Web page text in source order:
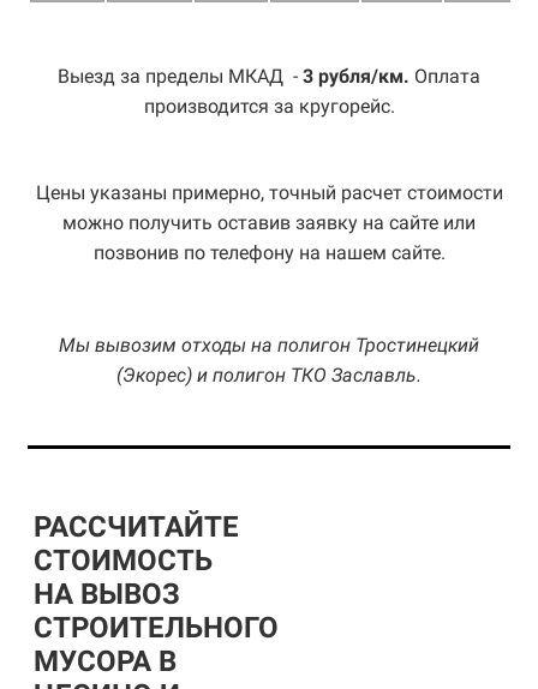
Выезд за пределы МКАД - 3 рубля/км. Оплата
производится за кругорейс.
Цены указаны примерно, точный расчет стоимости
можно получить оставив заявку на сайте или
позвонив по телефону на нашем сайте.
Мы вывозим отходы на полигон Тростинецкий
(Экорес) и полигон ТКО Заславль.
РАССЧИТАЙТЕ
СТОИМОСТЬ
НА ВЫВОЗ
СТРОИТЕЛЬНОГО
МУСОРА В